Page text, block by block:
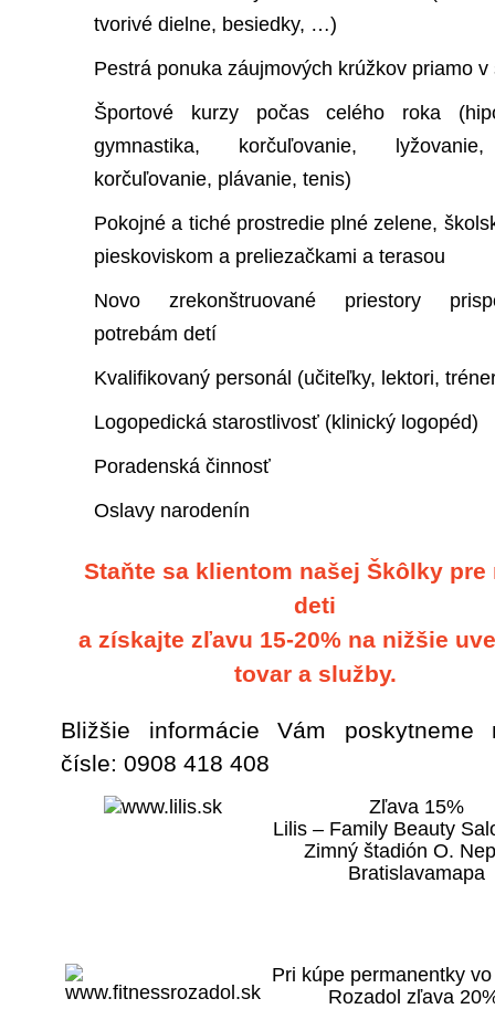
tvorivé dielne, besiedky, …)
Pestrá ponuka záujmových krúžkov priamo v
Športové kurzy počas celého roka
gymnastika, korčuľovanie,
korčuľovanie, plávanie, tenis)
Pokojné a tiché prostredie plné zelene,
pieskoviskom a preliezačkami a terasou
Novo zrekonštruované priestory
potrebám detí
Kvalifikovaný personál (učiteľky, lektori,
Logopedická starostlivosť (klinický logopéd)
Poradenská činnosť
Oslavy narodenín
Staňte sa klientom našej Škôlky pre
deti
a získajte zľavu 15-20% na nižšie
tovar a služby.
Bližšie informácie Vám poskytneme
čísle: 0908 418 408
Zľava 15%
Lilis – Family Beauty
Zimný štadión O.
Bratislavamapa
Pri kúpe permanentky
Rozadol zľava